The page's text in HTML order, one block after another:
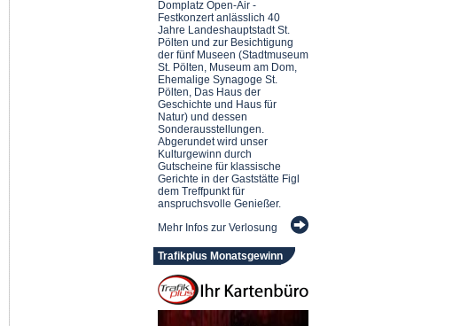
Domplatz Open-Air -
Festkonzert anlässlich 40
Jahre Landeshauptstadt St.
Pölten und zur Besichtigung
der fünf Museen (Stadtmuseum
St. Pölten, Museum am Dom,
Ehemalige Synagoge St.
Pölten, Das Haus der
Geschichte und Haus für
Natur) und dessen
Sonderausstellungen.
Abgerundet wird unser
Kulturgewinn durch
Gutscheine für klassische
Gerichte in der Gaststätte Figl
dem Treffpunkt für
anspruchsvolle Genießer.
Mehr Infos zur Verlosung
Trafikplus Monatsgewinn